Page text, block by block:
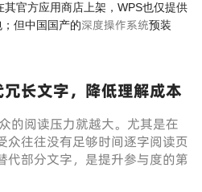
官方应用商店上架，WPS也仅提供
但中国国产的深度操作系统预装
长文字，降低理解成本
的阅读压力就越大。尤其是在
众往往没有足够时间逐字阅读页
代部分文字，是提升参与度的第